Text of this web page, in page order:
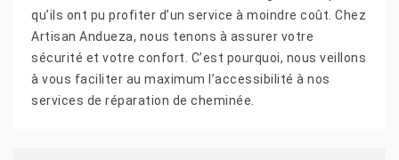
qu’ils ont pu profiter d’un service à moindre coût. Chez
Artisan Andueza, nous tenons à assurer votre
sécurité et votre confort. C’est pourquoi, nous veillons
à vous faciliter au maximum l’accessibilité à nos
services de réparation de cheminée.